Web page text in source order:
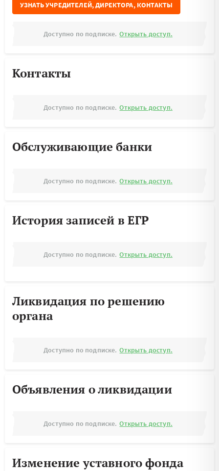
УЗНАТЬ УЧРЕДИТЕЛЕЙ, ДИРЕКТОРА, КОНТАКТЫ
Доступно по подписке. Открыть доступ.
Контакты
Доступно по подписке. Открыть доступ.
Обслуживающие банки
Доступно по подписке. Открыть доступ.
История записей в ЕГР
Доступно по подписке. Открыть доступ.
Ликвидация по решению
органа
Доступно по подписке. Открыть доступ.
Объявления о ликвидации
Доступно по подписке. Открыть доступ.
Изменение уставного фонда